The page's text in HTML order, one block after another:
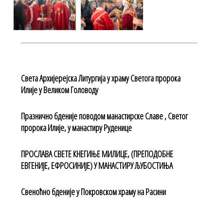
Света Архијерејска Литургија у храму Светога пророка
Илије у Великом Головоду
Празнично бденије поводом манастирске Славе , Светог
пророка Илије, у манастиру Руденице
ПРОСЛАВА СВЕТЕ КНЕГИЊЕ МИЛИЦЕ, (ПРЕПОДОБНЕ
ЕВГЕНИЈЕ, ЕФРОСИНИЈЕ) У МАНАСТИРУ ЉУБОСТИЊА
Свеноћно бденије у Покровском храму на Расини